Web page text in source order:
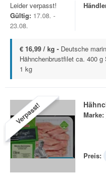
Leider verpasst!
Gültig: 17.08. -
23.08.
€ 16,99 / kg - Deutsche
Hähnchenbrustfilet ca. 400
1 kg
Verpasst! Marke:
Preis: